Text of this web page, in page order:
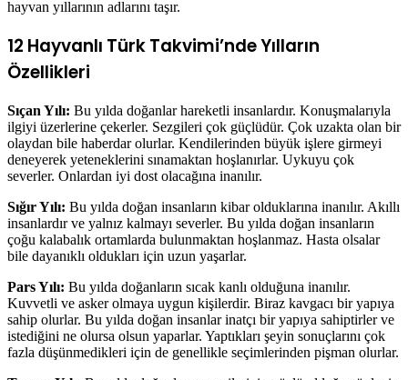
hayvan yıllarının adlarını taşır.
12 Hayvanlı Türk Takvimi’nde Yılların
Özellikleri
Sıçan Yılı: Bu yılda doğanlar hareketli insanlardır. Konuşmalarıyla
ilgiyi üzerlerine çekerler. Sezgileri çok güçlüdür. Çok uzakta olan bir
olaydan bile haberdar olurlar. Kendilerinden büyük işlere girmeyi
deneyerek yeteneklerini sınamaktan hoşlanırlar. Uykuyu çok
severler. Onlardan iyi dost olacağına inanılır.
Sığır Yılı: Bu yılda doğan insanların kibar olduklarına inanılır. Akıllı
insanlardır ve yalnız kalmayı severler. Bu yılda doğan insanların
çoğu kalabalık ortamlarda bulunmaktan hoşlanmaz. Hasta olsalar
bile dayanıklı oldukları için uzun yaşarlar.
Pars Yılı: Bu yılda doğanların sıcak kanlı olduğuna inanılır.
Kuvvetli ve asker olmaya uygun kişilerdir. Biraz kavgacı bir yapıya
sahip olurlar. Bu yılda doğan insanlar inatçı bir yapıya sahiptirler ve
istediğini ne olursa olsun yaparlar. Yaptıkları şeyin sonuçlarını çok
fazla düşünmedikleri için de genellikle seçimlerinden pişman olurlar.